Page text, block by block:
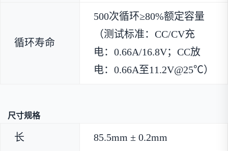
循环寿命
500次循环≥80%额定容量
（测试标准：CC/CV充
电：0.66A/16.8V；CC放
电：0.66A至11.2V@25℃）
尺寸规格
长 85.5mm ± 0.2mm